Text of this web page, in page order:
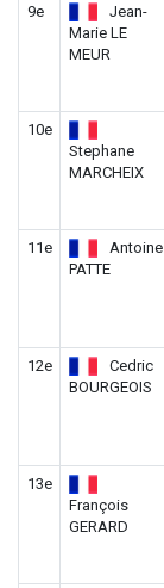
9e
Jean-
Marie LE
MEUR
10e
Stephane
MARCHEIX
11e
Antoine
PATTE
12e
Cedric
BOURGEOIS
13e
François
GERARD